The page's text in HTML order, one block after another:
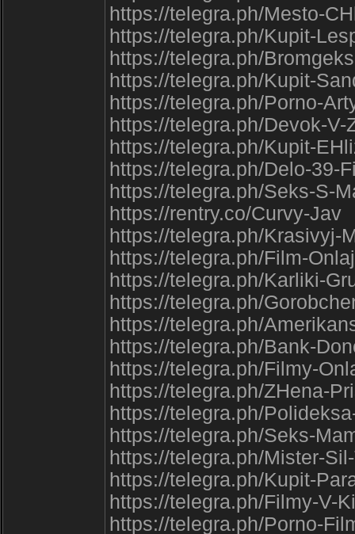
https://telegra.ph/Mesto-
https://telegra.ph/Kupit-
https://telegra.ph/
https://telegra.ph/Kupit-
https://telegra.ph/Porno-
https://telegra.ph/Devok-V-
https://telegra.ph/Kupit-
https://telegra.ph/Delo-39-
https://telegra.ph/Seks-S-
https://rentry.co/Curvy-Jav
https://telegra.ph/Krasivyj-
https://telegra.ph/Film-
https://telegra.ph/Karliki-
https://telegra.ph/
https://telegra.ph/
https://telegra.ph/Bank-
https://telegra.ph/Filmy-
https://telegra.ph/ZHena-
https://telegra.ph/
https://telegra.ph/Seks-
https://telegra.ph/Mister-
https://telegra.ph/Kupit-
https://telegra.ph/Filmy-V-
https://telegra.ph/Porno-